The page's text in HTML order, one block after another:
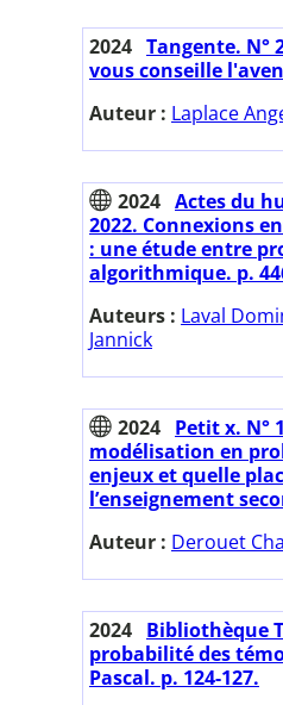
2024 Tangente. N°
vous conseille
Auteur : Laplace
2024 Actes du
2022. Connexions
: une étude entre
algorithmique. p.
Auteurs : Laval
Jannick
2024 Petit x. N°
modélisation en
enjeux et quelle
l’enseignement
Auteur : Derouet
2024 Bibliothèque
probabilité des
Pascal. p. 124-127.